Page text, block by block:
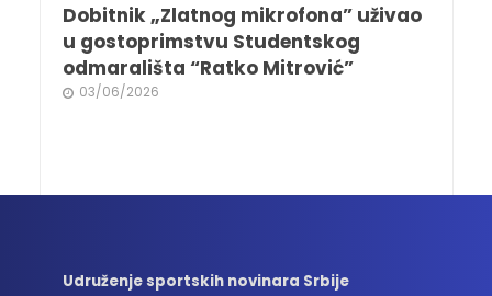
Dobitnik „Zlatnog mikrofona” uživao
u gostoprimstvu Studentskog
odmarališta “Ratko Mitrović”
03/06/2026
Udruženje sportskih novinara Srbije